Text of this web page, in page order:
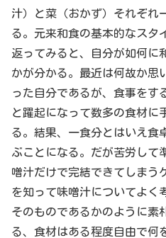
汁）と菜（おかず）それぞれ
る。元来和食の基本的なスタ
返ってみると、自分が如何に
かが分かる。最近は何故か思
った自分であるが、食事をす
と躍起になって数多の食材に
る。結果、一食分とはいえ食
ぶことになる。だが苦労して
噌汁だけで完結できてしまう
を知って味噌汁についてよく
そのものであるかのように素
る、食材はある程度自由で何